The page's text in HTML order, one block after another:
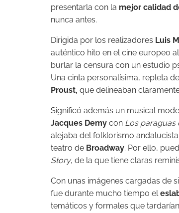
presentarla con la mejor calidad
nunca antes.
Dirigida por los realizadores Luis
auténtico hito en el cine europeo
burlar la censura con un estudio
Una cinta personalísima, repleta
Proust, que delineaban
Significó además un musical
Jacques Demy con Los paraguas
alejaba del folklorismo
teatro de Broadway. Por ello,
Story, de la que tiene claras
Con unas imágenes cargadas de
fue durante mucho tiempo el
temáticos y formales que